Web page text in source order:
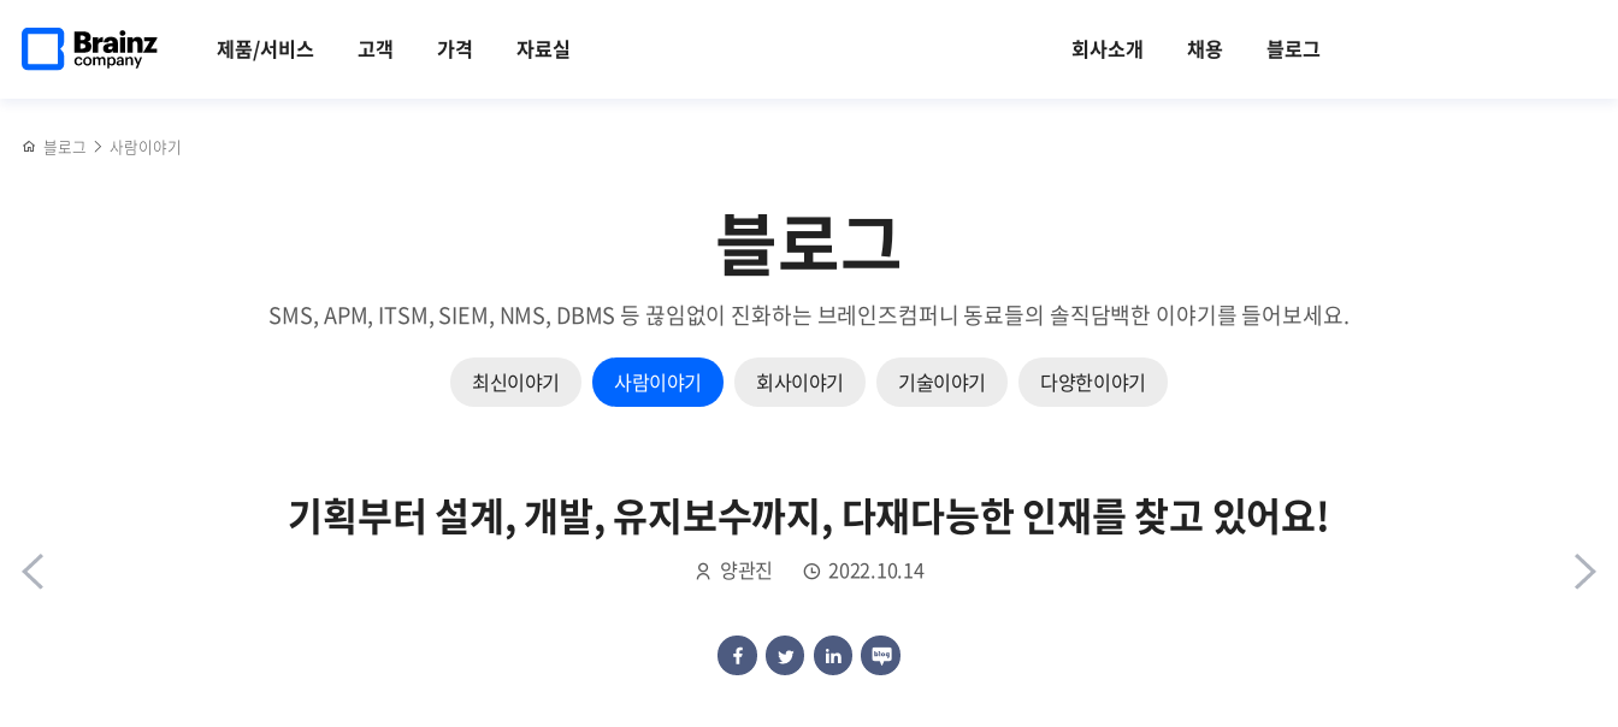
건너뛰기
제품/서비스 고객 가격 자료실 회사소개 채용 블로그
페이지로
블로그 사람이야기
블로그
SMS, APM, ITSM, SIEM, NMS, DBMS 등 끊임없이 진화하는 브레인즈컴퍼니 동료들의 솔직담백한 이야기를 들어보세요.
최신이야기 사람이야기 회사이야기 기술이야기 다양한이야기
태어난
브레인즈컴퍼니
기획부터 설계, 개발, 유지보수까지, 다재다능한 인재를 찾고 있어요!
양관진 2022.10.14
공유하기
공유하기
공유하기
공유하기
협력업체
상생